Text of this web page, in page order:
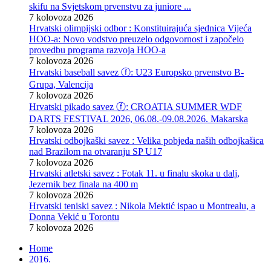
skifu na Svjetskom prvenstvu za juniore ...
7 kolovoza 2026
Hrvatski olimpijski odbor : Konstituirajuća sjednica Vijeća
HOO-a: Novo vodstvo preuzelo odgovornost i započelo
provedbu programa razvoja HOO-a
7 kolovoza 2026
Hrvatski baseball savez ⓕ: U23 Europsko prvenstvo B-
Grupa, Valencija
7 kolovoza 2026
Hrvatski pikado savez ⓕ: CROATIA SUMMER WDF
DARTS FESTIVAL 2026, 06.08.-09.08.2026. Makarska
7 kolovoza 2026
Hrvatski odbojkaški savez : Velika pobjeda naših odbojkašica
nad Brazilom na otvaranju SP U17
7 kolovoza 2026
Hrvatski atletski savez : Fotak 11. u finalu skoka u dalj,
Jezernik bez finala na 400 m
7 kolovoza 2026
Hrvatski teniski savez : Nikola Mektić ispao u Montrealu, a
Donna Vekić u Torontu
7 kolovoza 2026
Home
2016.